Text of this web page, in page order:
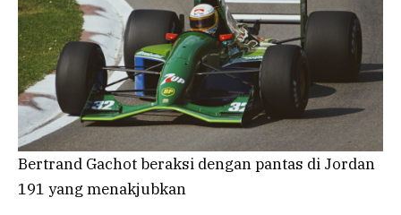
Bertrand Gachot beraksi dengan pantas di Jordan
191 yang menakjubkan